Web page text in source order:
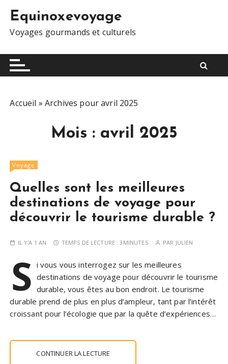
t
Equinoxevoyage
Voyages gourmands et culturels
Accueil » Archives pour avril 2025
Mois : avril 2025
Voyage
Quelles sont les meilleures
destinations de voyage pour
découvrir le tourisme durable ?
IL Y'A 1 AN TEMPS DE LECTURE :3MINUTES PAR JULIEN
S i vous vous interrogez sur les meilleures
destinations de voyage pour découvrir le tourisme
durable, vous êtes au bon endroit. Le tourisme
durable prend de plus en plus d’ampleur, tant par l’intérêt
croissant pour l’écologie que par la quête d’expériences…
CONTINUER LA LECTURE